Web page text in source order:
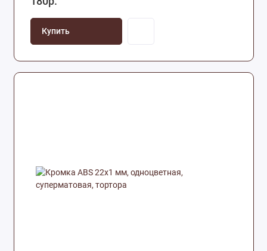
Купить